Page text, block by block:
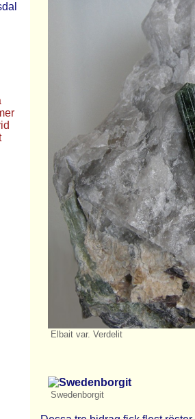
Elbait var. Verdelit
Swedenborgit